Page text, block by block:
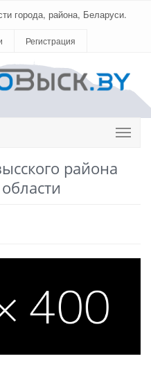
города, района, Беларуси.
Регистрация
района